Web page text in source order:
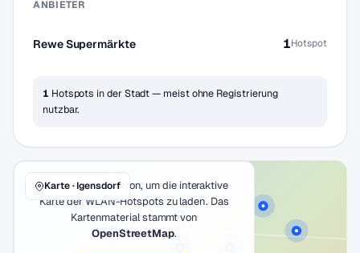
ANBIETER
Rewe Supermärkte 1Hotspot
1 Hotspots in der Stadt — meist ohne Registrierung
nutzbar.
Klicke auf den Button, um die interaktive
Karte der WLAN-Hotspots zu laden. Das
Kartenmaterial stammt von
OpenStreetMap.
Karte · Igensdorf